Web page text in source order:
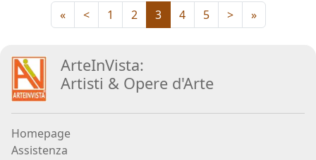
Lorenzo
Vermi
Bruno
Lucchi
« < 1 2 3 4 5 > »
ArteInVista:
Artisti &Opere d'Arte
Homepage
Assistenza